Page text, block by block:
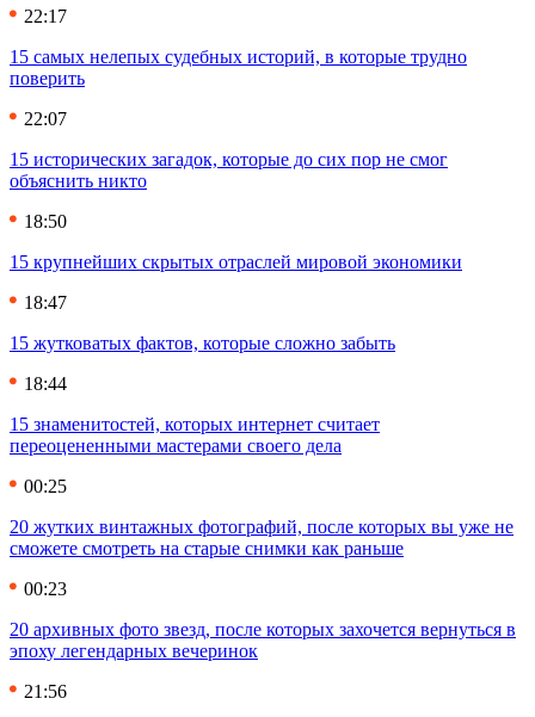
22:17
15 самых нелепых судебных историй, в которые трудно
поверить
22:07
15 исторических загадок, которые до сих пор не смог
объяснить никто
18:50
15 крупнейших скрытых отраслей мировой экономики
18:47
15 жутковатых фактов, которые сложно забыть
18:44
15 знаменитостей, которых интернет считает
переоцененными мастерами своего дела
00:25
20 жутких винтажных фотографий, после которых вы уже не
сможете смотреть на старые снимки как раньше
00:23
20 архивных фото звезд, после которых захочется вернуться в
эпоху легендарных вечеринок
21:56